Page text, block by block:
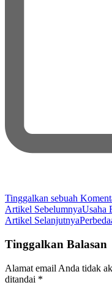
Tinggalkan sebuah
Navigasi
Artikel
Artikel SebelumnyaUsaha
Artikel Selanjutnya
Tinggalkan Balasan
Alamat email Anda tidak
ditandai *